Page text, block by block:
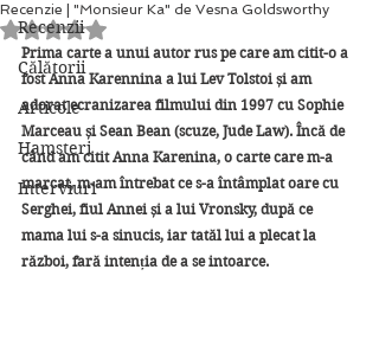
Recenzii
Călătorii
Articole
Hamsteri
Interviuri
Recenzie | "Monsieur Ka" de Vesna Goldsworthy
Evaluat(ă) cu NaN din 5 stele.
Prima carte a unui autor rus pe care am citit-o a
fost Anna Karennina a lui Lev Tolstoi și am
adorat ecranizarea filmului din 1997 cu Sophie
Marceau și Sean Bean (scuze, Jude Law). Încă de
când am citit Anna Karenina, o carte care m-a
marcat, m-am întrebat ce s-a întâmplat oare cu
Serghei, fiul Annei și a lui Vronsky, după ce
mama lui s-a sinucis, iar tatăl lui a plecat la
război, fară intenția de a se intoarce.